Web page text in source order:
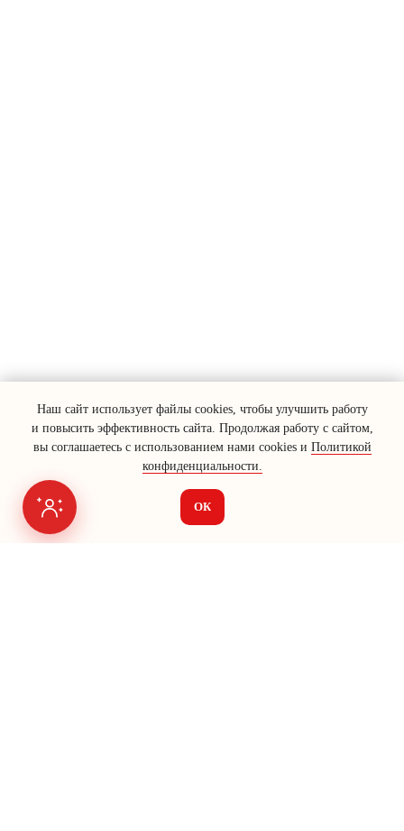
Наш сайт использует файлы cookies, чтобы улучшить работу
и повысить эффективность сайта. Продолжая работу с сайтом,
вы соглашаетесь с использованием нами cookies и Политикой
конфиденциальности.
ОК